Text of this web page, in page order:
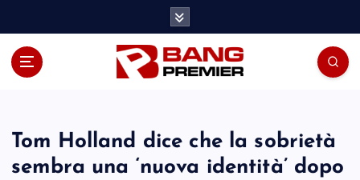
Tom Holland dice che la sobrietà
sembra una ‘nuova identità’ dopo